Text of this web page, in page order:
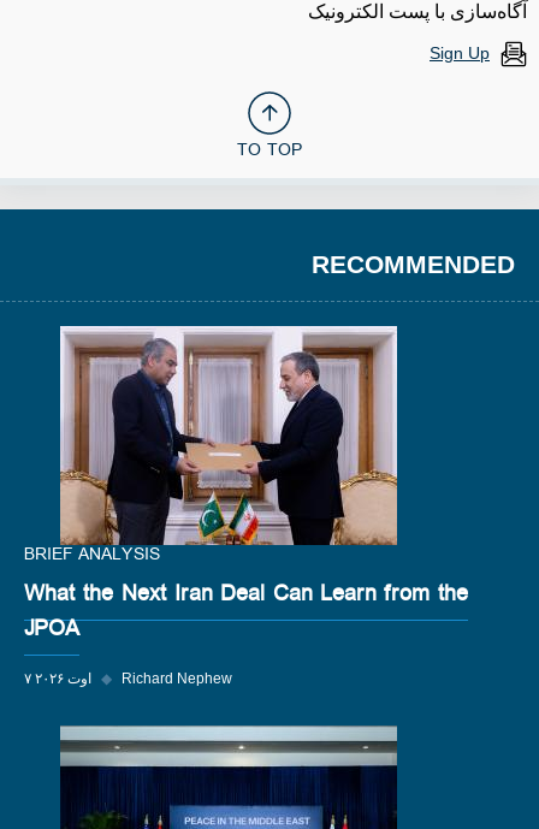
آگاه‌سازی با پست الکترونیک
Sign Up
TO TOP
RECOMMENDED
BRIEF ANALYSIS
What the Next Iran Deal Can Learn from the
JPOA
۷ اوت ۲۰۲۶ ◆ Richard Nephew